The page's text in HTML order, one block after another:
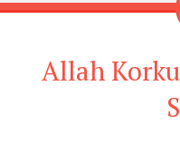
Allah